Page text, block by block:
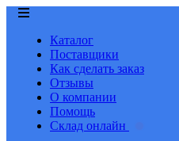
Каталог
Поставщики
Как сделать заказ
Отзывы
О компании
Помощь
Склад онлайн